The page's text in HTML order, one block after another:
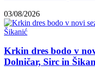
03/08/2026
Krkin dres bodo v
Dolničar, Sirc in